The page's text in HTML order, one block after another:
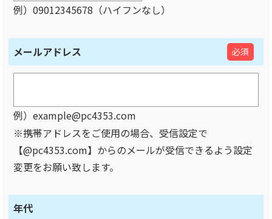
例）09012345678（ハイフンなし）
メールアドレス 必須
例）example@pc4353.com
※携帯アドレスをご使用の場合、受信設定で
【@pc4353.com】からのメールが受信できるよう設定
変更をお願い致します。
年代